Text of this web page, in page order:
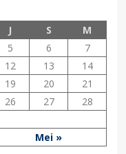
J S M
Mei »
5 6
7
12 13
14
19 20
21
26 27
28